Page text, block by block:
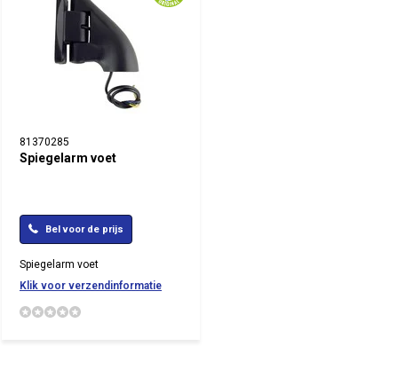
81370285
Spiegelarm voet
Bel voor de prijs
Spiegelarm voet
Klik voor verzendinformatie